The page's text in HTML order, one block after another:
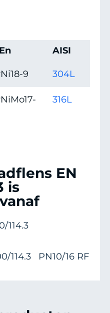
AISI
9 304L
316L
EN
is
114.3
114.3 PN10/16 RF